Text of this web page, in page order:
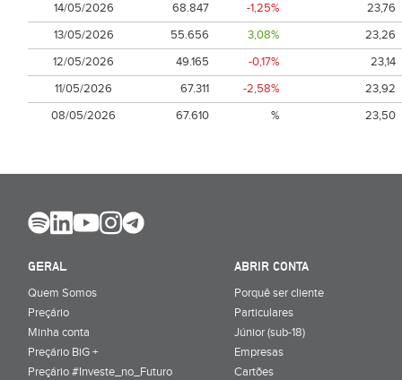
14/05/2026
68.847 -1,25%
23,76
13/05/2026
55.656 3,08%
23,26
12/05/2026
49.165 -0,17%
23,14
11/05/2026
67.311 -2,58%
23,92
08/05/2026
67.610 % 23,50
GERAL
Quem Somos
Preçário
Minha conta
Preçário BiG +
Preçário #Investe_no_Futuro
ABRIR CONTA
Porquê ser cliente
Particulares
Júnior (sub-18)
Empresas
Cartões